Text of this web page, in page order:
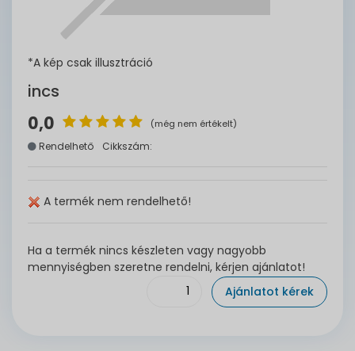
*A kép csak illusztráció
incs
0,0 (még nem értékelt)
Rendelhető Cikkszám:
A termék nem rendelhető!
Ha a termék nincs készleten vagy nagyobb
mennyiségben szeretne rendelni, kérjen ajánlatot!
Ajánlatot kérek